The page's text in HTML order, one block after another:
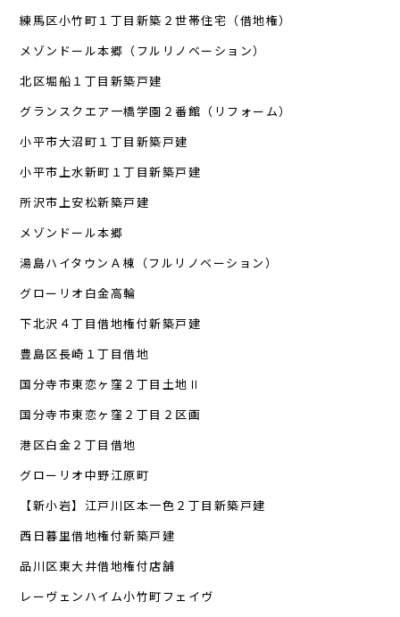
練馬区小竹町１丁目新築２世帯住宅（借地権）
メゾンドール本郷（フルリノベーション）
北区堀船１丁目新築戸建
グランスクエア一橋学園２番館（リフォーム）
小平市大沼町１丁目新築戸建
小平市上水新町１丁目新築戸建
所沢市上安松新築戸建
メゾンドール本郷
湯島ハイタウンＡ棟（フルリノベーション）
グローリオ白金高輪
下北沢４丁目借地権付新築戸建
豊島区長崎１丁目借地
国分寺市東恋ヶ窪２丁目土地Ⅱ
国分寺市東恋ヶ窪２丁目２区画
港区白金２丁目借地
グローリオ中野江原町
【新小岩】江戸川区本一色２丁目新築戸建
西日暮里借地権付新築戸建
品川区東大井借地権付店舗
レーヴェンハイム小竹町フェイヴ